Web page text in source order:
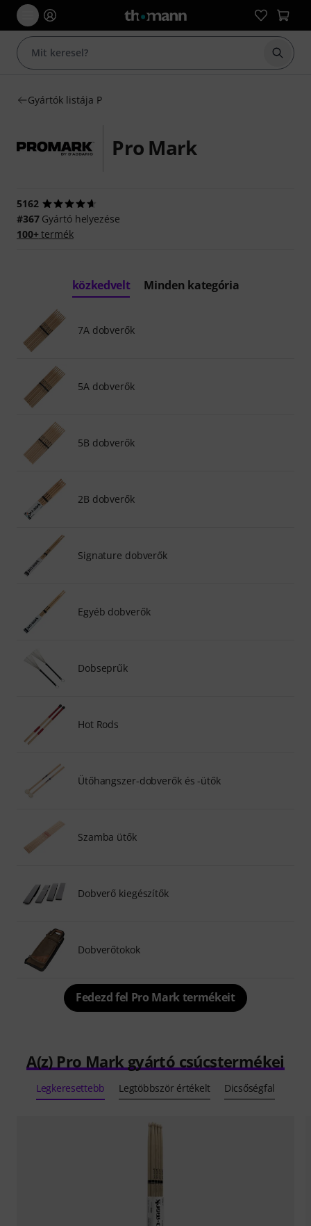
Gyártók listája P
Pro Mark
5162
#367Gyártó helyezése
100+termék
közkedvelt Minden kategória
7A dobverők
5A dobverők
5B dobverők
2B dobverők
Signature dobverők
Egyéb dobverők
Dobseprűk
Hot Rods
Ütőhangszer-dobverők és -ütők
Szamba ütők
Dobverő kiegészítők
Dobverőtokok
Fedezd fel Pro Mark termékeit
A(z) Pro Mark gyártó csúcstermékei
Legkeresettebb Legtöbbször értékelt Dicsőségfal